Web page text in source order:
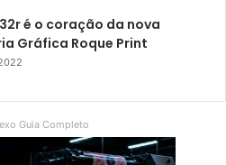
32r é o coração da nova
Gráfica Roque Print
Guia Completo